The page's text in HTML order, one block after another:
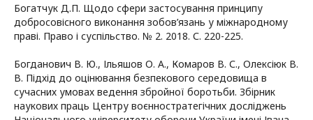
Богатчук Д.П. Щодо сфери застосування принципу
добросовісного виконання зобов’язань у міжнародному
праві. Право і суспільство. № 2. 2018. С. 220-225.
Богданович В. Ю., Ільяшов О. А., Комаров В. С., Олексіюк В.
В. Підхід до оцінювання безпекового середовища в
сучасних умовах ведення збройної боротьби. Збірник
наукових праць Центру воєнностратегічних досліджень